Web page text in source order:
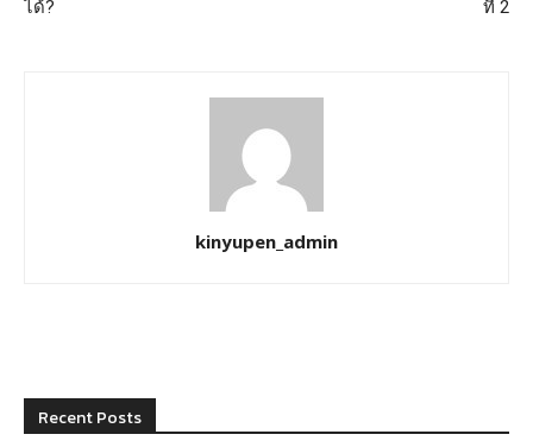
ได้?
ที่ 2
kinyupen_admin
Recent Posts